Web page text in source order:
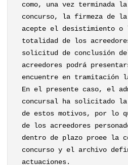
como, una vez terminada
concurso, la firmeza de
acepte el desistimiento o
totalidad de los
solicitud de conclusión
acreedores podrá
encuentre en tramitación
En el presente caso, el
concursal ha solicitado la
de estos motivos, por lo
de los acreedores
dentro de plazo proee la
concurso y el archivo
actuaciones.